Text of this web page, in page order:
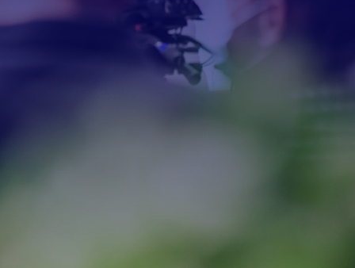
verändern.Wir helfen dir,
deine Ziele der Transformation
zu erreichen. Die gewünschten
Wir helfen dir - deinem Team